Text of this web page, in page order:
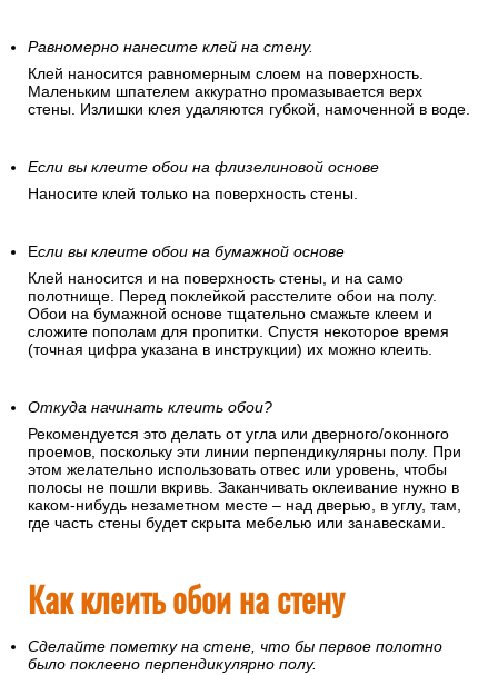
Равномерно нанесите клей на стену.
Клей наносится равномерным слоем на поверхность.
Маленьким шпателем аккуратно промазывается верх
стены. Излишки клея удаляются губкой, намоченной в воде.
Если вы клеите обои на флизелиновой основе
Наносите клей только на поверхность стены.
Если вы клеите обои на бумажной основе
Клей наносится и на поверхность стены, и на само
полотнище. Перед поклейкой расстелите обои на полу.
Обои на бумажной основе тщательно смажьте клеем и
сложите пополам для пропитки. Спустя некоторое время
(точная цифра указана в инструкции) их можно клеить.
Откуда начинать клеить обои?
Рекомендуется это делать от угла или дверного/оконного
проемов, поскольку эти линии перпендикулярны полу. При
этом желательно использовать отвес или уровень, чтобы
полосы не пошли вкривь. Заканчивать оклеивание нужно в
каком-нибудь незаметном месте – над дверью, в углу, там,
где часть стены будет скрыта мебелью или занавесками.
Как клеить обои на стену
Сделайте пометку на стене, что бы первое полотно
было поклеено перпендикулярно полу.